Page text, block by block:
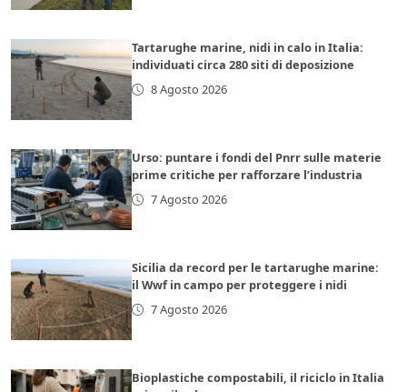
Tartarughe marine, nidi in calo in Italia:
individuati circa 280 siti di deposizione
8 Agosto 2026
Urso: puntare i fondi del Pnrr sulle materie
prime critiche per rafforzare l’industria
7 Agosto 2026
Sicilia da record per le tartarughe marine:
il Wwf in campo per proteggere i nidi
7 Agosto 2026
Bioplastiche compostabili, il riciclo in Italia